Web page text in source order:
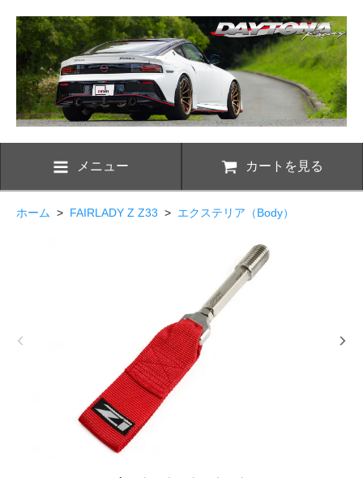
メニュー カートを見る
ホーム > FAIRLADY Z Z33 > エクステリア（Body）